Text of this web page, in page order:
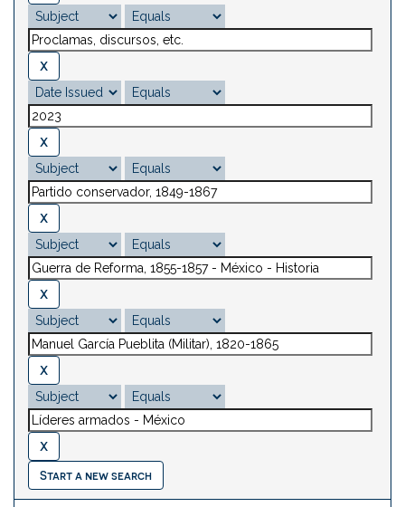
Start a new search